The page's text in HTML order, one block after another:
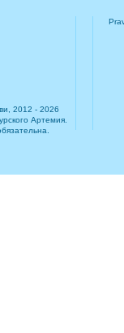
2012 - 2026
Артемия.